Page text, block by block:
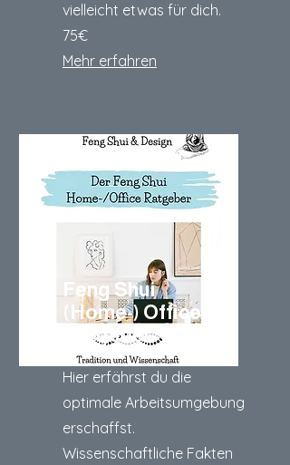
vielleicht etwas für dich.
75€
Mehr erfahren
Feng Shui
(Home-) Office
Ratgeber
Hier erfährst du die
optimale Arbeitsumgebung
erschaffst.
Wissenschaftliche Fakten